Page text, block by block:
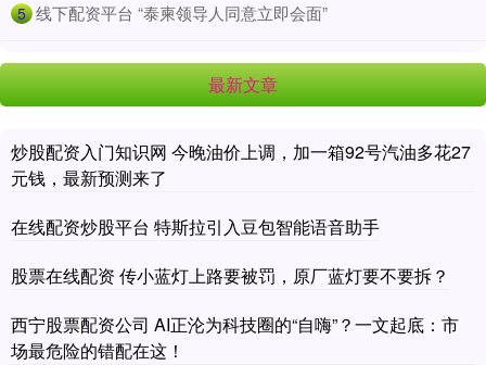
5 ​线下配资平台 “泰柬领导人同意立即会面”
最新文章
炒股配资入门知识网 今晚油价上调，加一箱92号汽油多花27
元钱，最新预测来了
在线配资炒股平台 特斯拉引入豆包智能语音助手
股票在线配资 传小蓝灯上路要被罚，原厂蓝灯要不要拆？
西宁股票配资公司 AI正沦为科技圈的“自嗨”？一文起底：市
场最危险的错配在这！